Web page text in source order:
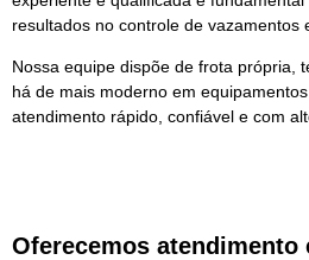
resultados no controle de vazamentos
Nossa equipe dispõe de frota própria,
há de mais moderno em
atendimento rápido, confiável e com
Oferecemos